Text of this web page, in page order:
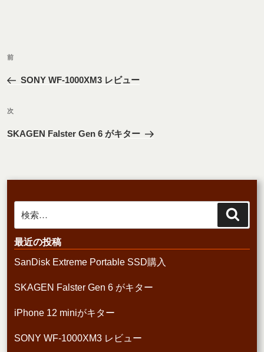
稿
ナ
ゲ
ー
ン
前
稿
前
SONY WF-1000XM3 レビュー
次
次
SKAGEN Falster Gen 6 がキター
検
最近の投稿
SanDisk Extreme Portable SSD購入
SKAGEN Falster Gen 6 がキター
iPhone 12 miniがキター
SONY WF-1000XM3 レビュー